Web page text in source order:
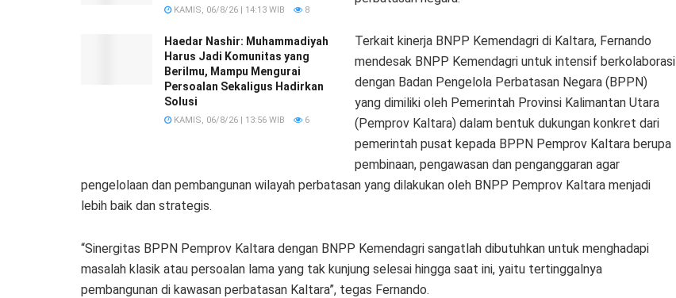
KAMIS, 06/8/26 | 14:13 WIB 8
Haedar Nashir: Muhammadiyah
Harus Jadi Komunitas yang
Berilmu, Mampu Mengurai
Persoalan Sekaligus Hadirkan
Solusi
KAMIS, 06/8/26 | 13:56 WIB 6
Terkait kinerja BNPP Kemendagri di Kaltara, Fernando
mendesak BNPP Kemendagri untuk intensif berkolaborasi
dengan Badan Pengelola Perbatasan Negara (BPPN)
yang dimiliki oleh Pemerintah Provinsi Kalimantan Utara
(Pemprov Kaltara) dalam bentuk dukungan konkret dari
pemerintah pusat kepada BPPN Pemprov Kaltara berupa
pembinaan, pengawasan dan penganggaran agar
pengelolaan dan pembangunan wilayah perbatasan yang dilakukan oleh BNPP Pemprov Kaltara menjadi
lebih baik dan strategis.
“Sinergitas BPPN Pemprov Kaltara dengan BNPP Kemendagri sangatlah dibutuhkan untuk menghadapi
masalah klasik atau persoalan lama yang tak kunjung selesai hingga saat ini, yaitu tertinggalnya
pembangunan di kawasan perbatasan Kaltara”, tegas Fernando.